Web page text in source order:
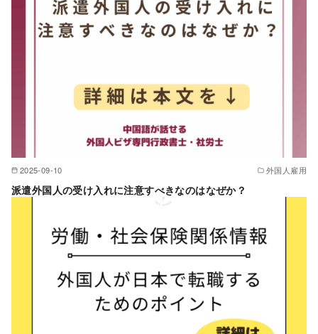
2025-09-10 外国人雇用
派遣外国人の受け入れに注意すべきなのはなぜか？